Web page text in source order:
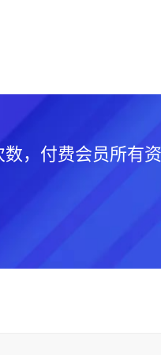
，付费会员所有